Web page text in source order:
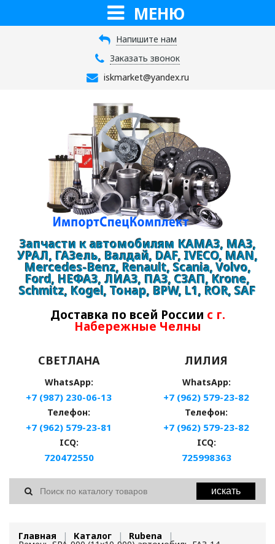
МЕНЮ
Напишите нам
Заказать звонок
iskmarket@yandex.ru
Запчасти к автомобилям КАМАЗ, МАЗ,
УРАЛ, ГАЗель, Валдай, DAF, IVECO, MAN,
Mercedes-Benz, Renault, Scania, Volvo,
Ford, НЕФАЗ, ЛИАЗ, ПАЗ, СЗАП, Krone,
Schmitz, Kogel, Тонар, BPW, L1, ROR, SAF
Доставка по всей России с г.
Набережные Челны
СВЕТЛАНА
WhatsApp:
+7 (987) 230-06-13
Телефон:
+7 (962) 579-23-81
ICQ:
720472550
ЛИЛИЯ
WhatsApp:
+7 (962) 579-23-82
Телефон:
+7 (962) 579-23-82
ICQ:
725998363
искать
Главная Каталог Rubena